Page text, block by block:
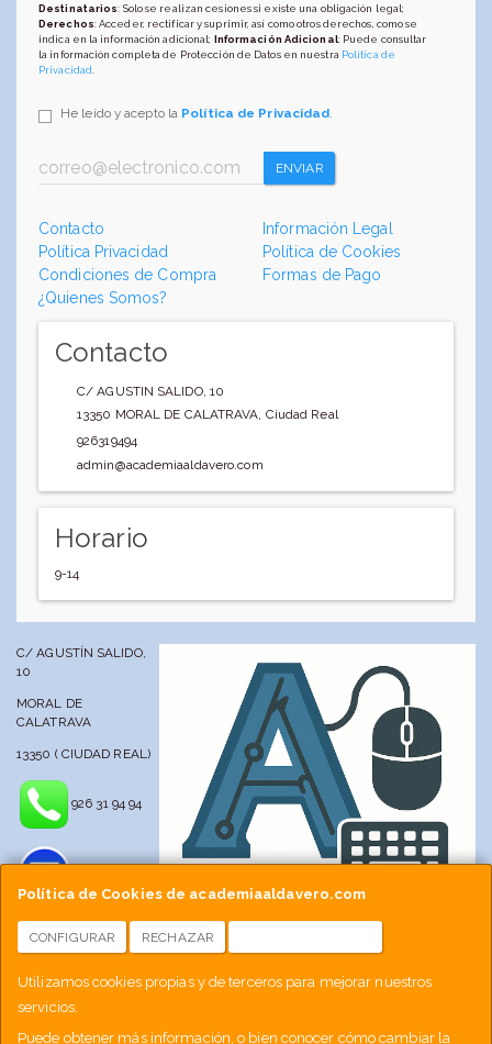
Política de Cookies de academiaaldavero.com
CONFIGURAR RECHAZAR
Utilizamos cookies propias y de terceros para mejorar nuestros
servicios.
Puede obtener más información, o bien conocer cómo cambiar la
Destinatarios: Solo se realizan cesiones si existe una obligación legal;
Derechos: Acceder, rectificar y suprimir, así como otros derechos, como se
indica en la información adicional; Información Adicional: Puede consultar
la información completa de Protección de Datos en nuestra Política de
Privacidad
He leído y acepto la Política de Privacidad.
ENVIAR
Contacto
Información Legal
Política Privacidad
Política de Cookies
Condiciones de Compra
Formas de Pago
¿Quienes Somos?
Contacto
C/ AGUSTIN SALIDO, 10
13350 MORAL DE CALATRAVA, Ciudad Real
926319494
admin@academiaaldavero.com
Horario
9-14
C/ AGUSTÍN SALIDO,
10
MORAL DE
CALATRAVA
13350 ( CIUDAD REAL)
926 31 94 94